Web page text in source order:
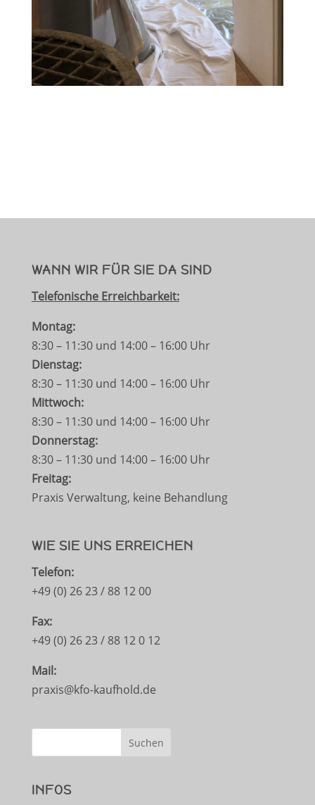
WANN WIR FÜR SIE DA SIND
Telefonische Erreichbarkeit:
Montag:
8:30 – 11:30 und 14:00 – 16:00 Uhr
Dienstag:
8:30 – 11:30 und 14:00 – 16:00 Uhr
Mittwoch:
8:30 – 11:30 und 14:00 – 16:00 Uhr
Donnerstag:
8:30 – 11:30 und 14:00 – 16:00 Uhr
Freitag:
Praxis Verwaltung, keine Behandlung
WIE SIE UNS ERREICHEN
Telefon:
+49 (0) 26 23 / 88 12 00
Fax:
+49 (0) 26 23 / 88 12 0 12
Mail:
praxis@kfo-kaufhold.de
INFOS